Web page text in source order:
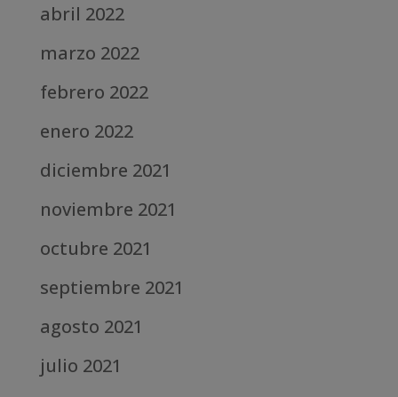
abril 2022
marzo 2022
febrero 2022
enero 2022
diciembre 2021
noviembre 2021
octubre 2021
septiembre 2021
agosto 2021
julio 2021